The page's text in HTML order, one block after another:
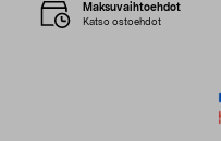
Maksuvaihtoehdot
Katso ostoehdot